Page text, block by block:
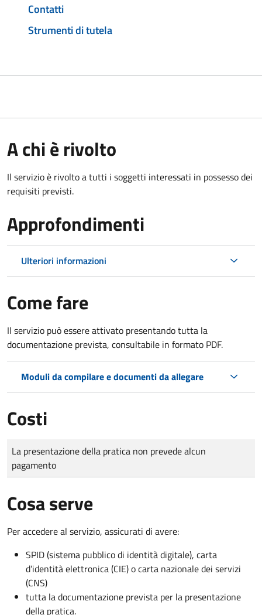
Contatti
Strumenti di tutela
A chi è rivolto
Il servizio è rivolto a tutti i soggetti interessati in possesso dei
requisiti previsti.
Approfondimenti
Ulteriori informazioni
Come fare
Il servizio può essere attivato presentando tutta la
documentazione prevista, consultabile in formato PDF.
Moduli da compilare e documenti da allegare
Costi
Tipo di pagamento
Importo
La presentazione della pratica non prevede alcun
pagamento
Cosa serve
Per accedere al servizio, assicurati di avere:
SPID (sistema pubblico di identità digitale), carta
d’identità elettronica (CIE) o carta nazionale dei servizi
(CNS)
tutta la documentazione prevista per la presentazione
della pratica.